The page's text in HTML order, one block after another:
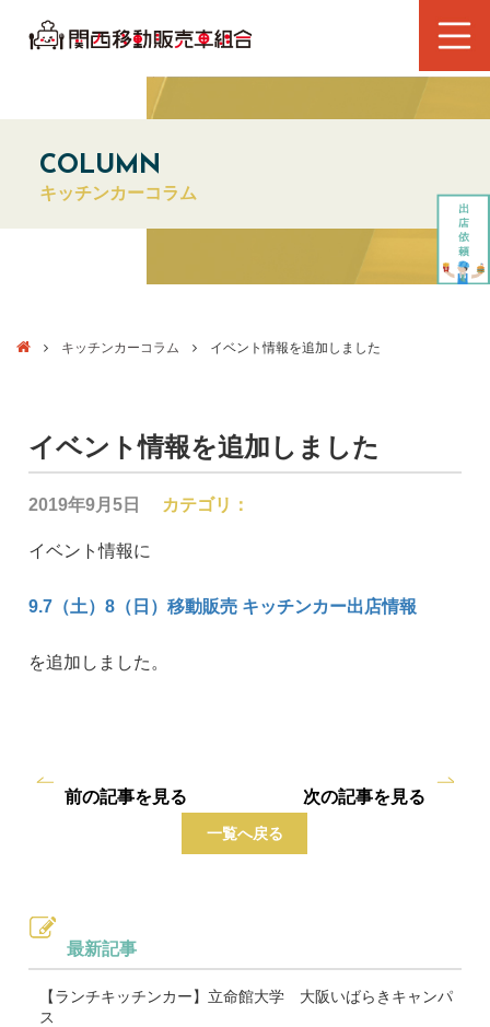
COLUMN
キッチンカーコラム
キッチンカーコラム イベント情報を追加しました
イベント情報を追加しました
2019年9月5日 カテゴリ：
イベント情報に
9.7（土）8（日）移動販売 キッチンカー出店情報
を追加しました。
前の記事を見る
一覧へ戻る
次の記事を見る
最新記事
【ランチキッチンカー】立命館大学 大阪いばらきキャンパ
ス